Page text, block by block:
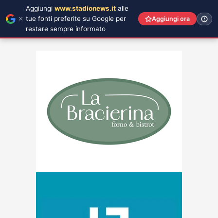
Aggiungi www.stadionews.it alle
tue fonti preferite su Google per
restare sempre informato
Aggiungi ora